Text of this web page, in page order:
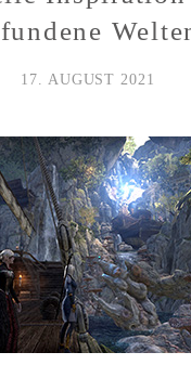
17. AUGUST 2021